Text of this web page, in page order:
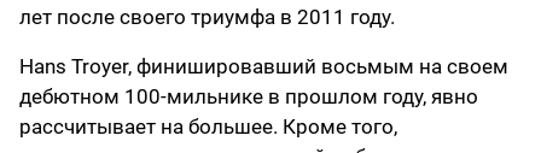
лет после своего триумфа в 2011 году.
Hans Troyer, финишировавший восьмым на своем
дебютном 100-мильнике в прошлом году, явно
рассчитывает на большее. Кроме того,